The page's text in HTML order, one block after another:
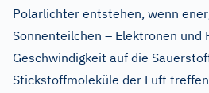
Polarlichter entstehen, wenn
Sonnenteilchen – Elektronen und
Geschwindigkeit auf die
Stickstoffmoleküle der Luft